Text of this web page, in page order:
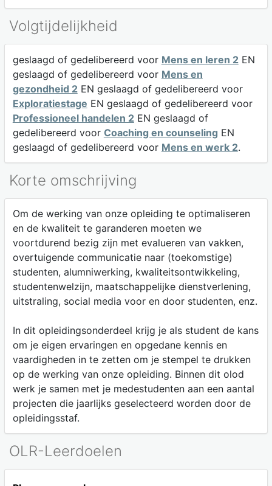
Volgtijdelijkheid
geslaagd of gedelibereerd voor Mens en leren 2EN
geslaagd of gedelibereerd voor Mens en
gezondheid 2EN geslaagd of gedelibereerd voor
Exploratiestage EN geslaagd of gedelibereerd voor
Professioneel handelen 2EN geslaagd of
gedelibereerd voor Coaching en counseling EN
geslaagd of gedelibereerd voor Mens en werk 2.
Korte omschrijving
Om de werking van onze opleiding te optimaliseren
en de kwaliteit te garanderen moeten we
voortdurend bezig zijn met evalueren van vakken,
overtuigende communicatie naar (toekomstige)
studenten, alumniwerking, kwaliteitsontwikkeling,
studentenwelzijn, maatschappelijke dienstverlening,
uitstraling, social media voor en door studenten, enz.
In dit opleidingsonderdeel krijg je als student de kans
om je eigen ervaringen en opgedane kennis en
vaardigheden in te zetten om je stempel te drukken
op de werking van onze opleiding. Binnen dit olod
werk je samen met je medestudenten aan een aantal
projecten die jaarlijks geselecteerd worden door de
opleidingsstaf.
OLR-Leerdoelen